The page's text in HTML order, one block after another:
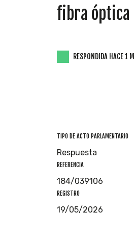
fibra óptica
RESPONDIDA HACE 1
TIPO DE ACTO PARLAMENTARIO
Respuesta
REFERENCIA
184/039106
REGISTRO
19/05/2026